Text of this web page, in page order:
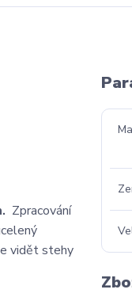
Zpracování
vidět stehy